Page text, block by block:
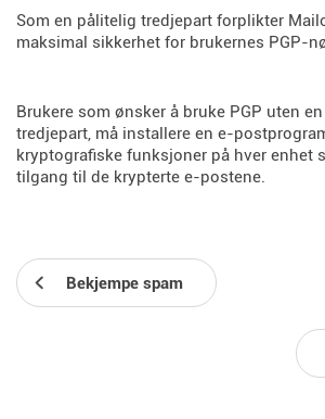
Som en pålitelig tredjepart forplikter
maksimal sikkerhet for brukernes PGP-
Brukere som ønsker å bruke PGP uten
tredjepart, må installere en e-
kryptografiske funksjoner på hver enhet
tilgang til de krypterte e-postene.
Bekjempe spam